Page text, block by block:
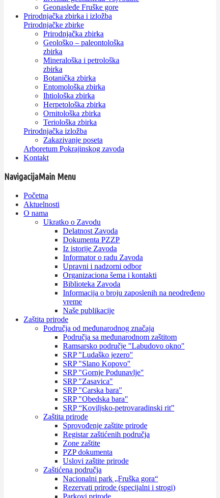
Geonasleđe Fruške gore
Prirodnjačka zbirka i izložba
Prirodnjačke zbirke
Prirodnjačka zbirka
Geološko – paleontološka
zbirka
Mineraloška i petrološka
zbirka
Botanička zbirka
Entomološka zbirka
Ihtiološka zbirka
Herpetološka zbirka
Ornitološka zbirka
Teriološka zbirka
Prirodnjačka izložba
Zakazivanje poseta
Arboretum Pokrajinskog zavoda
Kontakt
NavigacijaMain Menu
Početna
Aktuelnosti
O nama
Ukratko o Zavodu
Delatnost Zavoda
Dokumenta PZZP
Iz istorije Zavoda
Informator o radu Zavoda
Upravni i nadzorni odbor
Organizaciona šema i kontakti
Biblioteka Zavoda
Informacija o broju zaposlenih na neodređeno
vreme
Naše publikacije
Zaštita prirode
Područja od međunarodnog značaja
Područja sa međunarodnom zaštitom
Ramsarsko područje "Labudovo okno"
SRP "Ludaško jezero"
SRP "Slano Kopovo"
SRP "Gornje Podunavlje"
SRP "Zasavica"
SRP "Carska bara"
SRP "Obedska bara"
SRP “Koviljsko-petrovaradinski rit”
Zaštita prirode
Sprovođenje zaštite prirode
Registar zaštićenih područja
Zone zaštite
PZP dokumenta
Uslovi zaštite prirode
Zaštićena područja
Nacionalni park „Fruška gora“
Rezervati prirode (specijalni i strogi)